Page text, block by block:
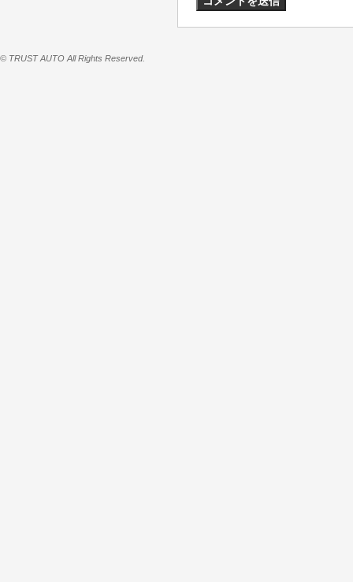
© TRUST AUTO All Rights Reserved.